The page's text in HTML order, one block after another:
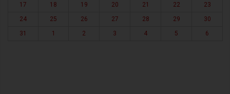
17
18 19 20 21 22
23
24
25 26 27 28 29
30
31
1 2 3 4 5 6